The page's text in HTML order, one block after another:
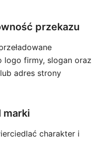
przekazu
logo firmy, slogan oraz
adres strony
marki
charakter i